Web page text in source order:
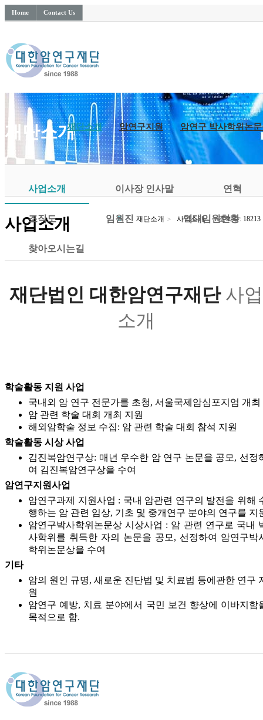
Home Contact Us
재단소개 암연구지원 암연구 박사학위논
재단소개
사업소개 이사장 인사말 연혁
조직도 임원진 역대임원현황
찾아오시는길
사업소개 재단소개 사업소개 조회수: 18213
재단법인 대한암연구재단 사업
소개
학술활동 지원 사업
국내외 암 연구 전문가를 초청, 서울국제암심포지엄 개최
암 관련 학술 대회 개최 지원
해외암학술 정보 수집: 암 관련 학술 대회 참석 지원
학술활동 시상 사업
김진복암연구상: 매년 우수한 암 연구 논문을 공모, 선정
여 김진복암연구상을 수여
암연구지원사업
암연구과제 지원사업 : 국내 암관련 연구의 발전을 위해
행하는 암 관련 임상, 기초 및 중개연구 분야의 연구를 지
암연구박사학위논문상 시상사업 : 암 관련 연구로 국내
사학위를 취득한 자의 논문을 공모, 선정하여 암연구박
학위논문상을 수여
기타
암의 원인 규명, 새로운 진단법 및 치료법 등에관한 연구
원
암연구 예방, 치료 분야에서 국민 보건 향상에 이바지함
목적으로 함.